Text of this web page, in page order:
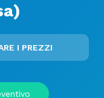
I PREZZI